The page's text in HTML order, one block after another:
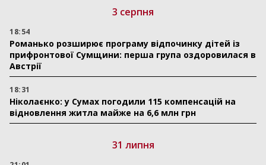
3 серпня
18:54
Романько розширює програму відпочинку дітей із
прифронтової Сумщини: перша група оздоровилася в
Австрії
18:31
Ніколаєнко: у Сумах погодили 115 компенсацій на
відновлення житла майже на 6,6 млн грн
31 липня